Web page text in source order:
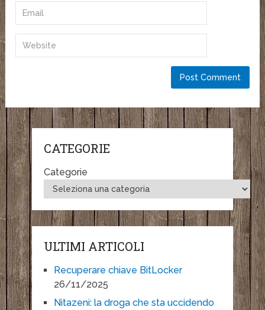
CATEGORIE
Categorie
ULTIMI ARTICOLI
Recuperare chiave BitLocker
26/11/2025
Nitazeni: la droga che sta uccidendo